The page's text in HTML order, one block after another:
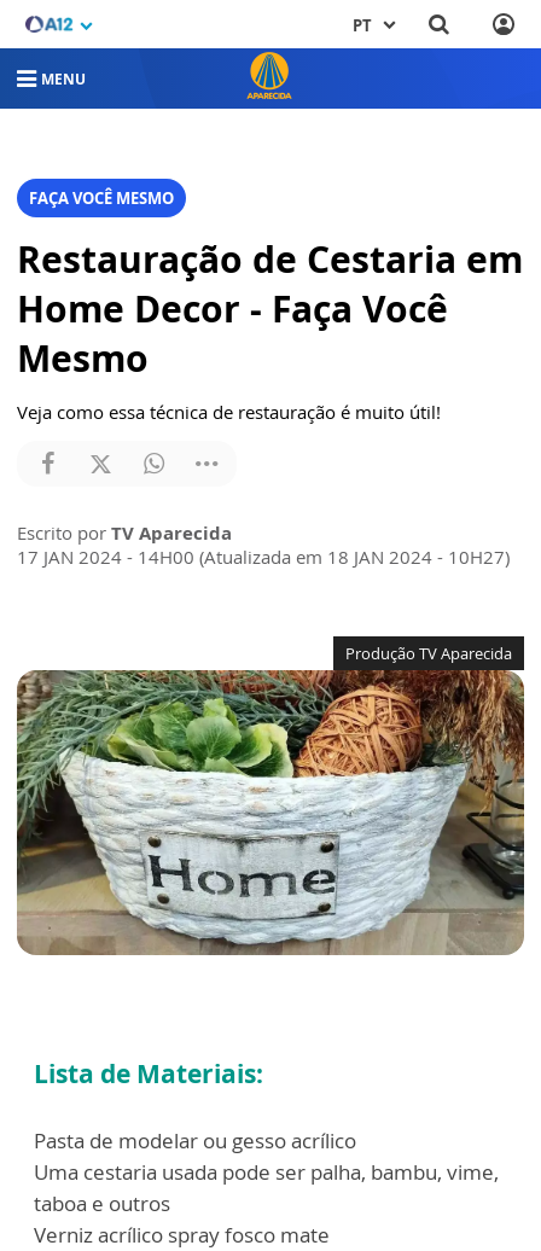
PT
MENU
FAÇA VOCÊ MESMO
Restauração de Cestaria em
Home Decor - Faça Você
Mesmo
Veja como essa técnica de restauração é muito útil!
Escrito por TV Aparecida
17 JAN 2024 - 14H00 (Atualizada em 18 JAN 2024 - 10H27)
Produção TV Aparecida
Lista de Materiais:
Pasta de modelar ou gesso acrílico
Uma cestaria usada pode ser palha, bambu, vime,
taboa e outros
Verniz acrílico spray fosco mate